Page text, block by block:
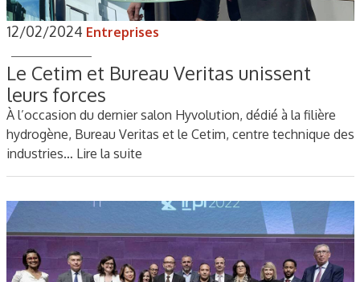
12/02/2024 Entreprises
Le Cetim et Bureau Veritas unissent
leurs forces
À l’occasion du dernier salon Hyvolution, dédié à la filière
hydrogène, Bureau Veritas et le Cetim, centre technique des
industries… Lire la suite